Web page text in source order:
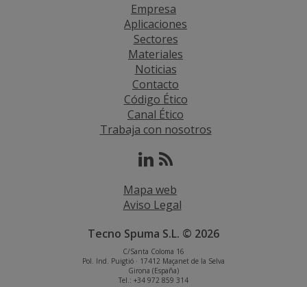
Empresa
Aplicaciones
Sectores
Materiales
Noticias
Contacto
Código Ético
Canal Ético
Trabaja con nosotros
Mapa web
Aviso Legal
Tecno Spuma S.L. © 2026
C/Santa Coloma 16
Pol. Ind. Puigtió · 17412 Maçanet de la Selva
Girona (España)
Tel.: +34 972 859 314